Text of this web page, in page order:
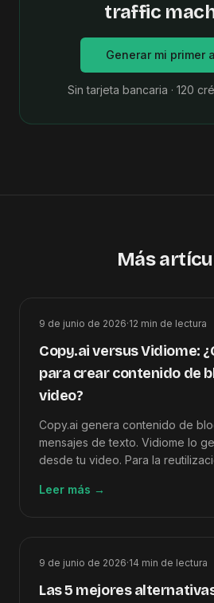
traffic
Generar mi primer
Sin tarjeta bancaria · 120
Más
9 de junio de 2026·12 min de lectura
Copy.ai versus Vidiome:
para crear contenido de
video?
Copy.ai genera contenido de
mensajes de texto. Vidiome lo
desde tu video. Para la
la opción más rápida y precisa.
Leer más →
9 de junio de 2026·14 min de lectura
Las 5 mejores